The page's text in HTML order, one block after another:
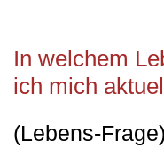
In welchem
ich mich
(Lebens-Frage)